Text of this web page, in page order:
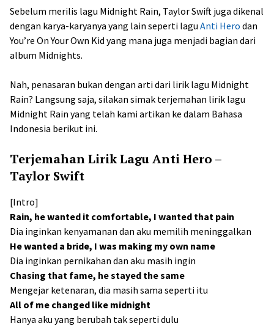
Sebelum merilis lagu Midnight Rain, Taylor Swift juga dikenal
dengan karya-karyanya yang lain seperti lagu Anti Hero dan
You’re On Your Own Kid yang mana juga menjadi bagian dari
album Midnights.
Nah, penasaran bukan dengan arti dari lirik lagu Midnight
Rain? Langsung saja, silakan simak terjemahan lirik lagu
Midnight Rain yang telah kami artikan ke dalam Bahasa
Indonesia berikut ini.
Terjemahan Lirik Lagu Anti Hero –
Taylor Swift
[Intro]
Rain, he wanted it comfortable, I wanted that pain
Dia inginkan kenyamanan dan aku memilih meninggalkan
He wanted a bride, I was making my own name
Dia inginkan pernikahan dan aku masih ingin
Chasing that fame, he stayed the same
Mengejar ketenaran, dia masih sama seperti itu
All of me changed like midnight
Hanya aku yang berubah tak seperti dulu